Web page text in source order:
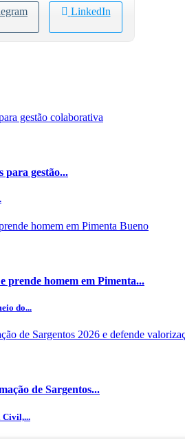
LinkedIn
para gestão...
prende homem em Pimenta...
do...
de Sargentos...
Civil,...